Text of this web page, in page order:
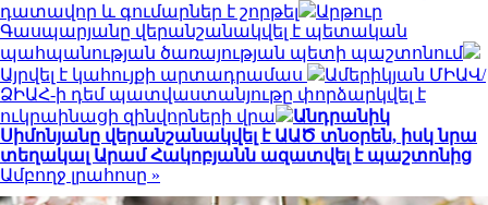
դատավոր և գումարներ է շորթել
Արթուր
Գասպարյանը վերանշանակվել է պետական
պահպանության ծառայության պետի պաշտոնում
Այրվել է կահույքի արտադրամաս
Ամերիկյան ՄԻԱՎ/
ՁԻԱՀ-ի դեմ պատվաստանյութը փորձարկվել է
ուկրաինացի զինվորների վրա
Անդրանիկ
Սիմոնյանը վերանշանակվել է ԱԱԾ տնօրեն, իսկ նրա
տեղակալ Արամ Հակոբյանն ազատվել է պաշտոնից
Ամբողջ լրահոսը »